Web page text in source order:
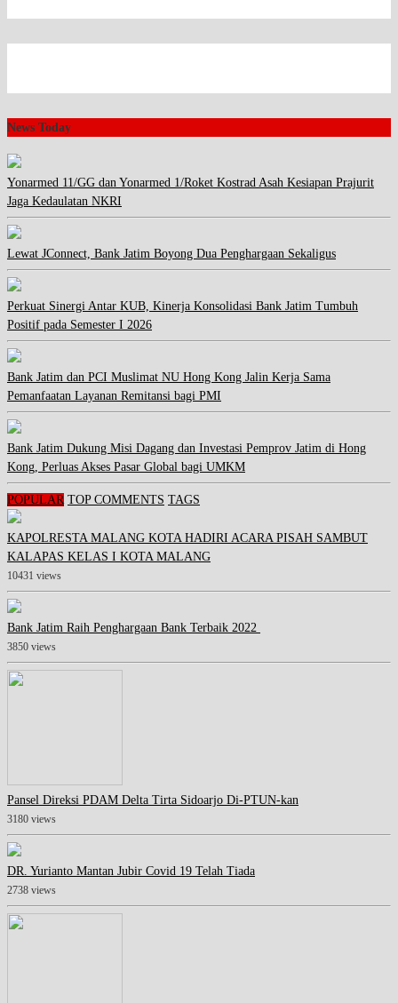
News Today
Yonarmed 11/GG dan Yonarmed 1/Roket Kostrad Asah Kesiapan Prajurit
Jaga Kedaulatan NKRI
Lewat JConnect, Bank Jatim Boyong Dua Penghargaan Sekaligus
Perkuat Sinergi Antar KUB, Kinerja Konsolidasi Bank Jatim Tumbuh
Positif pada Semester I 2026
Bank Jatim dan PCI Muslimat NU Hong Kong Jalin Kerja Sama
Pemanfaatan Layanan Remitansi bagi PMI
Bank Jatim Dukung Misi Dagang dan Investasi Pemprov Jatim di Hong
Kong, Perluas Akses Pasar Global bagi UMKM
POPULAR TOP COMMENTS TAGS
KAPOLRESTA MALANG KOTA HADIRI ACARA PISAH SAMBUT
KALAPAS KELAS I KOTA MALANG
10431 views
Bank Jatim Raih Penghargaan Bank Terbaik 2022
3850 views
Pansel Direksi PDAM Delta Tirta Sidoarjo Di-PTUN-kan
3180 views
DR. Yurianto Mantan Jubir Covid 19 Telah Tiada
2738 views